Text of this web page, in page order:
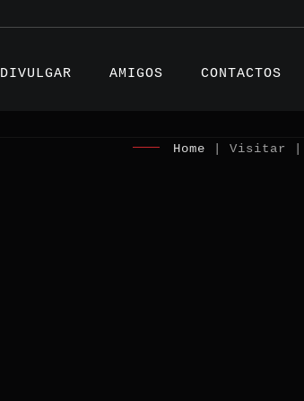
DIVULGAR AMIGOS CONTACTOS
Home | Visitar |